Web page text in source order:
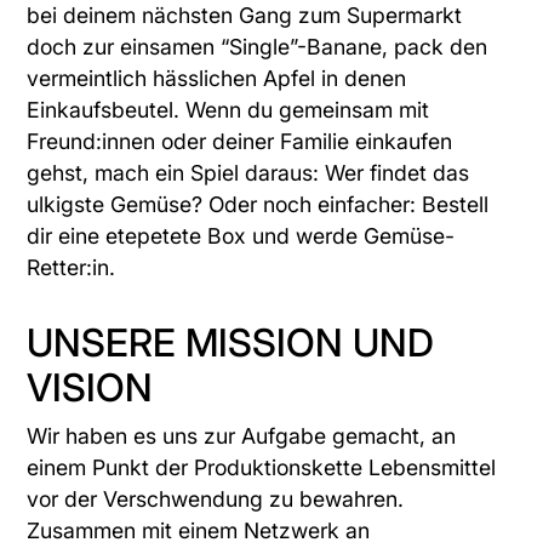
bei deinem nächsten Gang zum Supermarkt
doch zur einsamen “Single”-Banane, pack den
vermeintlich hässlichen Apfel in denen
Einkaufsbeutel. Wenn du gemeinsam mit
Freund:innen oder deiner Familie einkaufen
gehst, mach ein Spiel daraus: Wer findet das
ulkigste Gemüse? Oder noch einfacher: Bestell
dir eine etepetete Box und werde Gemüse-
Retter:in.
UNSERE MISSION UND
VISION
Wir haben es uns zur Aufgabe gemacht, an
einem Punkt der Produktionskette Lebensmittel
vor der Verschwendung zu bewahren.
Zusammen mit einem Netzwerk an